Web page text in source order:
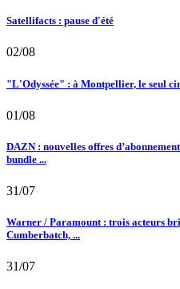
Satellifacts : pause d'été
02/08
"L'Odyssée" : à Montpellier, le seul
01/08
DAZN : nouvelles offres
bundle ...
31/07
Warner / Paramount : trois acteurs
Cumberbatch, ...
31/07